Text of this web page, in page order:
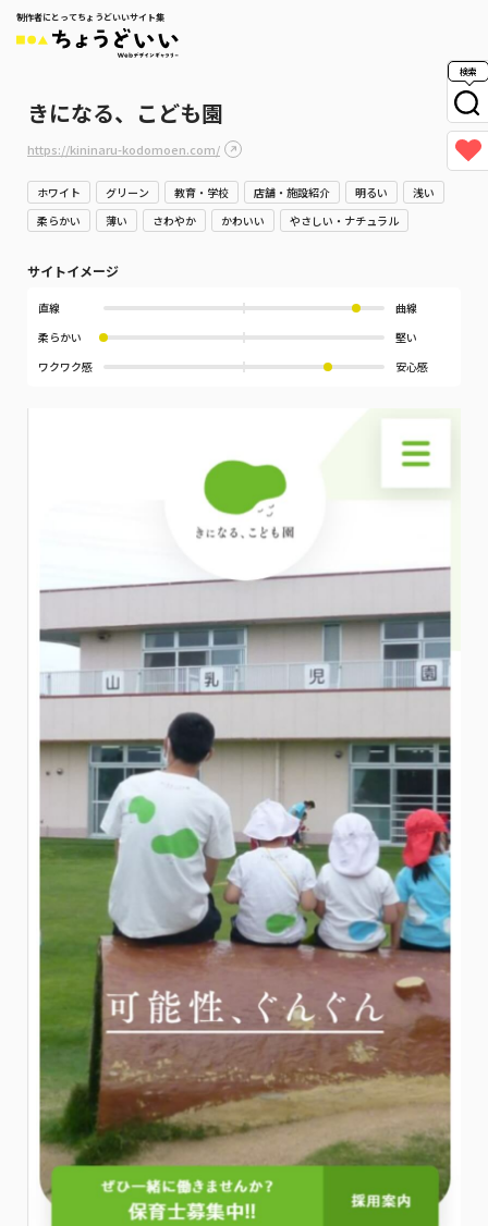
制作者にとってちょうどいいサイト集
検索
きになる、こども園
https://kininaru-kodomoen.com/
ホワイト グリーン 教育・学校 店舗・施設紹介 明るい
浅い
柔らかい
薄い さわやか かわいい やさしい・ナチュラル
サイトイメージ
直線
曲線
柔らかい
堅い
ワクワク感
安心感